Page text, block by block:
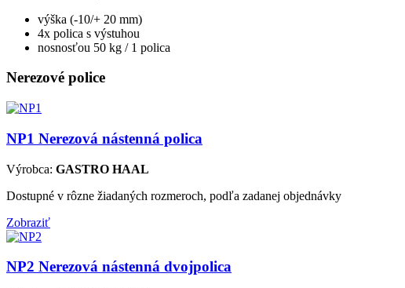
výška (-10/+ 20 mm)
4x polica s výstuhou
nosnosťou 50 kg / 1 polica
Nerezové police
NP1 Nerezová nástenná polica
Výrobca: GASTRO HAAL
Dostupné v rôzne žiadaných rozmeroch, podľa zadanej objednávky
Zobraziť
NP2 Nerezová nástenná dvojpolica